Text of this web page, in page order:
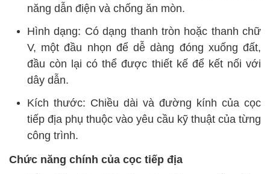
năng dẫn điện và chống ăn mòn.
Hình dạng: Có dạng thanh tròn hoặc thanh chữ
V, một đầu nhọn để dễ dàng đóng xuống đất,
đầu còn lại có thể được thiết kế để kết nối với
dây dẫn.
Kích thước: Chiều dài và đường kính của cọc
tiếp địa phụ thuộc vào yêu cầu kỹ thuật của từng
công trình.
Chức năng chính của cọc tiếp địa